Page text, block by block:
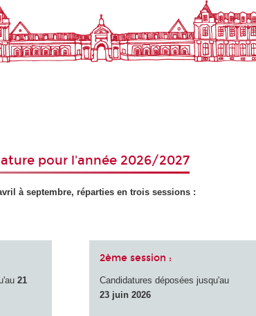
pour l'année 2026/2027
à septembre, réparties en trois sessions :
21
2ème session :
Candidatures déposées jusqu'au
23 juin 2026